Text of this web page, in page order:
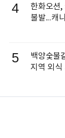
4
한화오션,
불발...캐
5
백양숯불
지역 외식